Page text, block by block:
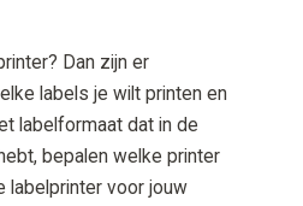
Dan zijn er
labels je wilt printen en
labelformaat dat in de
bepalen welke printer
labelprinter voor jouw